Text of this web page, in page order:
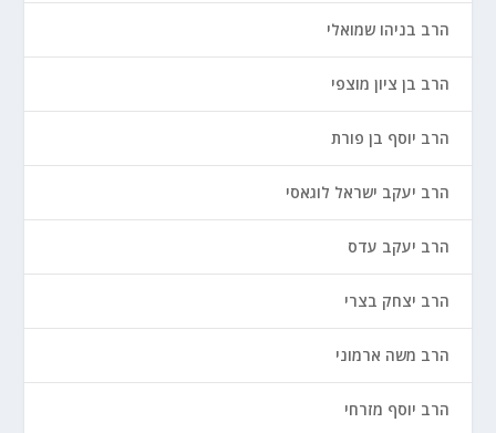
הרב בניהו שמואלי
הרב בן ציון מוצפי
הרב יוסף בן פורת
הרב יעקב ישראל לוגאסי
הרב יעקב עדס
הרב יצחק בצרי
הרב משה ארמוני
הרב יוסף מזרחי